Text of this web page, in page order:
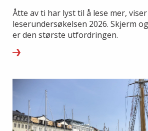
Åtte av ti har lyst til å lese mer, viser
leserundersøkelsen 2026. Skjerm
er den største utfordringen.